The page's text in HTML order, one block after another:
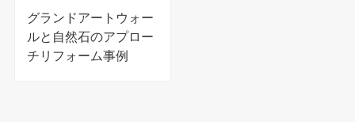
グランドアートウォー
ルと自然石のアプロー
チリフォーム事例